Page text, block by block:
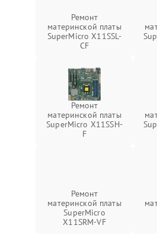
Ремонт
материнской платы
SuperMicro X11SSL-
CF
Ремонт
материнской платы
SuperMicro X11SSH-
F
Ремонт
материнской платы
SuperMicro
X11SRM-VF